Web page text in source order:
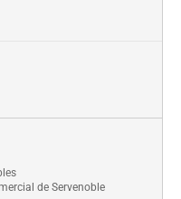
de Servenoble